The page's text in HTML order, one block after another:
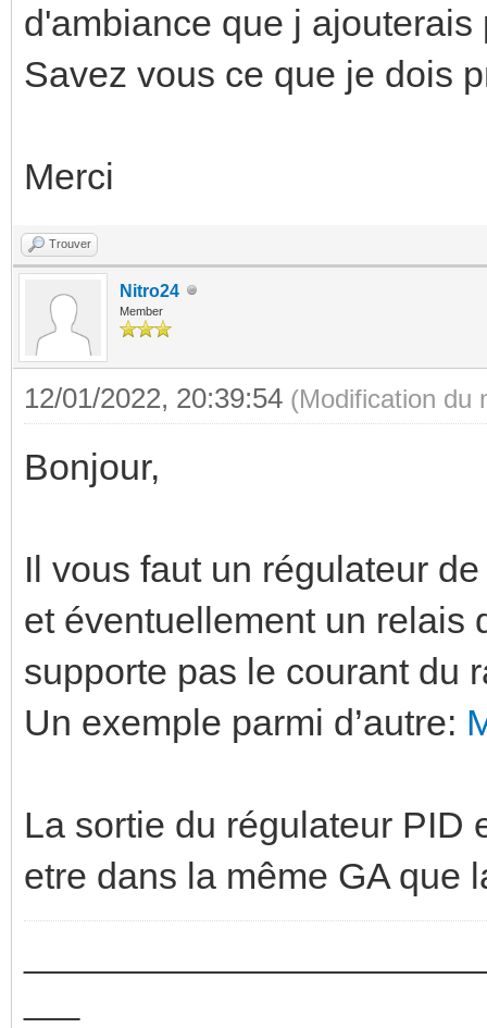
d'ambiance que j
Savez vous ce que je dois
Merci
Trouver
Nitro24
Member
12/01/2022, 20:39:54 (Modification du
Bonjour,
Il vous faut un régulateur
et éventuellement un relais
supporte pas le courant du
Un exemple parmi d’autre:
La sortie du régulateur PID
etre dans la même GA que